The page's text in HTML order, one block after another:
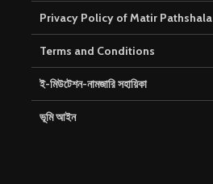
Privacy Policy of Matir Pathshala
Terms and Conditions
ই-মিউটেশন-নামজারি সহায়িকা
ভূমি আইন